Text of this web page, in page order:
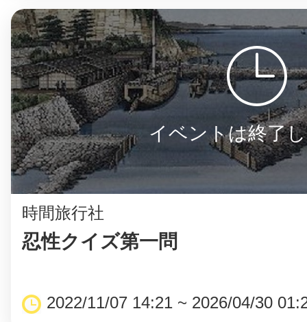
イベントは終了
時間旅行社
忍性クイズ第一問
2022/11/07 14:21 ~ 2026/04/30